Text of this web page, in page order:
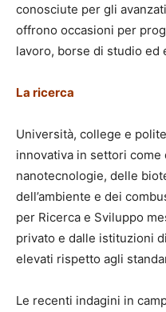
conosciute per gli
offrono occasioni per
lavoro, borse di studio ed
La ricerca
Università, college e
innovativa in settori
nanotecnologie, delle
dell’ambiente e dei
per Ricerca e Sviluppo
privato e dalle istituzioni
elevati rispetto agli
Le recenti indagini in